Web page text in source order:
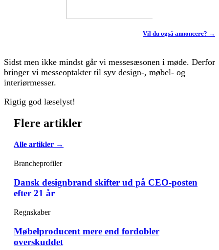
Vil du også annoncere? →
Sidst men ikke mindst går vi messesæsonen i møde. Derfor
bringer vi messeoptakter til syv design-, møbel- og
interiørmesser.
Rigtig god læselyst!
Flere artikler
Alle artikler →
Brancheprofiler
Dansk designbrand skifter ud på CEO-posten
efter 21 år
Regnskaber
Møbelproducent mere end fordobler
overskuddet